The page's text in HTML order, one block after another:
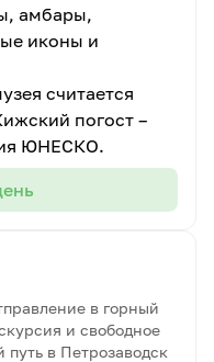
амбары,
иконы и
считается
погост –
ЮНЕСКО.
в горный
и свободное
путь в Петрозаводск